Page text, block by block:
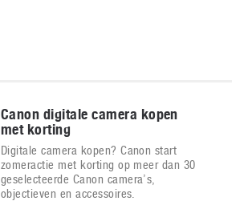
Canon digitale camera kopen
met korting
Digitale camera kopen? Canon start
zomeractie met korting op meer dan 30
geselecteerde Canon camera’s,
objectieven en accessoires.